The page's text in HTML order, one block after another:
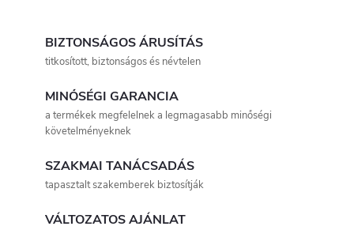
BIZTONSÁGOS ÁRUSÍTÁS
titkosított, biztonságos és névtelen
MINŐSÉGI GARANCIA
a termékek megfelelnek a legmagasabb minőségi
követelményeknek
SZAKMAI TANÁCSADÁS
tapasztalt szakemberek biztosítják
VÁLTOZATOS AJÁNLAT